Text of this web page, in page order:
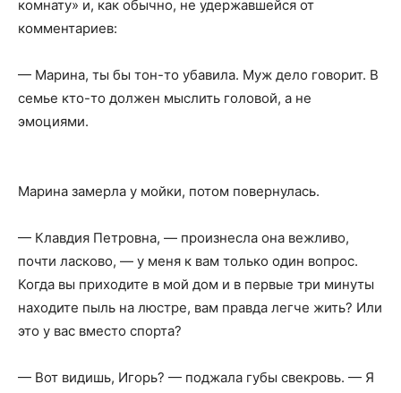
комнату» и, как обычно, не удержавшейся от
комментариев:
— Марина, ты бы тон-то убавила. Муж дело говорит. В
семье кто-то должен мыслить головой, а не
эмоциями.
Марина замерла у мойки, потом повернулась.
— Клавдия Петровна, — произнесла она вежливо,
почти ласково, — у меня к вам только один вопрос.
Когда вы приходите в мой дом и в первые три минуты
находите пыль на люстре, вам правда легче жить? Или
это у вас вместо спорта?
— Вот видишь, Игорь? — поджала губы свекровь. — Я